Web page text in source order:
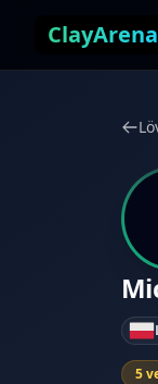
ClayArena
5